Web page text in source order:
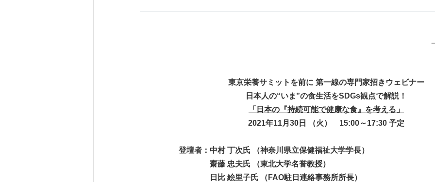
東京栄養サミットを前に 第一線の専門家招きウェビナー
日本人の“いま”の食生活をSDGs観点で解説！
「日本の『持続可能で健康な食』を考える」
2021年11月30日 （火） 15:00～17:30 予定
登壇者：中村 丁次氏 （神奈川県立保健福祉大学学長）
齋藤 忠夫氏 （東北大学名誉教授）
日比 絵里子氏 （FAO駐日連絡事務所所長）